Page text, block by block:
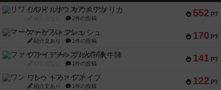
552 PT
リワイルド：サウスアメリカ
2件の投稿
170 PT
マーケットフレッシュ
紹介文あり 1件の投稿
141 PT
ファイアー・ブルズ / 火牛陣
1件の投稿
122 PT
ワン・トゥ・ファイブ
紹介文あり 1件の投稿